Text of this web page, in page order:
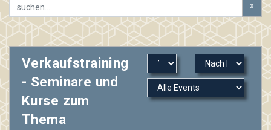
x
Verkaufstraining
- Seminare und
Kurse zum
Thema